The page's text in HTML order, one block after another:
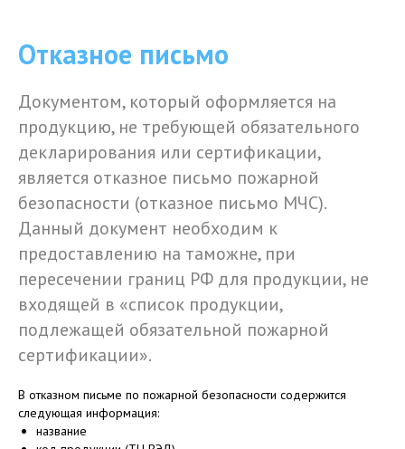
Отказное письмо
Документом, который оформляется на
продукцию, не требующей обязательного
декларирования или сертификации,
является отказное письмо пожарной
безопасности (отказное письмо МЧС).
Данный документ необходим к
предоставлению на таможне, при
пересечении границ РФ для продукции, не
входящей в «список продукции,
подлежащей обязательной пожарной
сертификации».
В отказном письме по пожарной безопасности содержится
следующая информация:
название